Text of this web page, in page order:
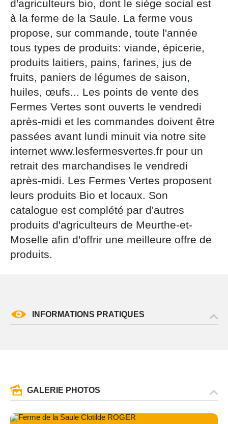
d'agriculteurs bio, dont le siège social est
à la ferme de la Saule. La ferme vous
propose, sur commande, toute l'année
tous types de produits: viande, épicerie,
produits laitiers, pains, farines, jus de
fruits, paniers de légumes de saison,
huiles, œufs... Les points de vente des
Fermes Vertes sont ouverts le vendredi
après-midi et les commandes doivent être
passées avant lundi minuit via notre site
internet www.lesfermesvertes.fr pour un
retrait des marchandises le vendredi
après-midi. Les Fermes Vertes proposent
leurs produits Bio et locaux. Son
catalogue est complété par d'autres
produits d'agriculteurs de Meurthe-et-
Moselle afin d'offrir une meilleure offre de
produits.
INFORMATIONS PRATIQUES
GALERIE PHOTOS
concernant, que vous pouvez exercer en adressant une
demande par courriel à tourisme@departement54.fr ou
d’identité à l’adresse suivante : Meurthe & Moselle
Tourisme - 48 esplanade Jacques-Baudot CO 90019
54035 NANCY cedex
reCAPTCHA